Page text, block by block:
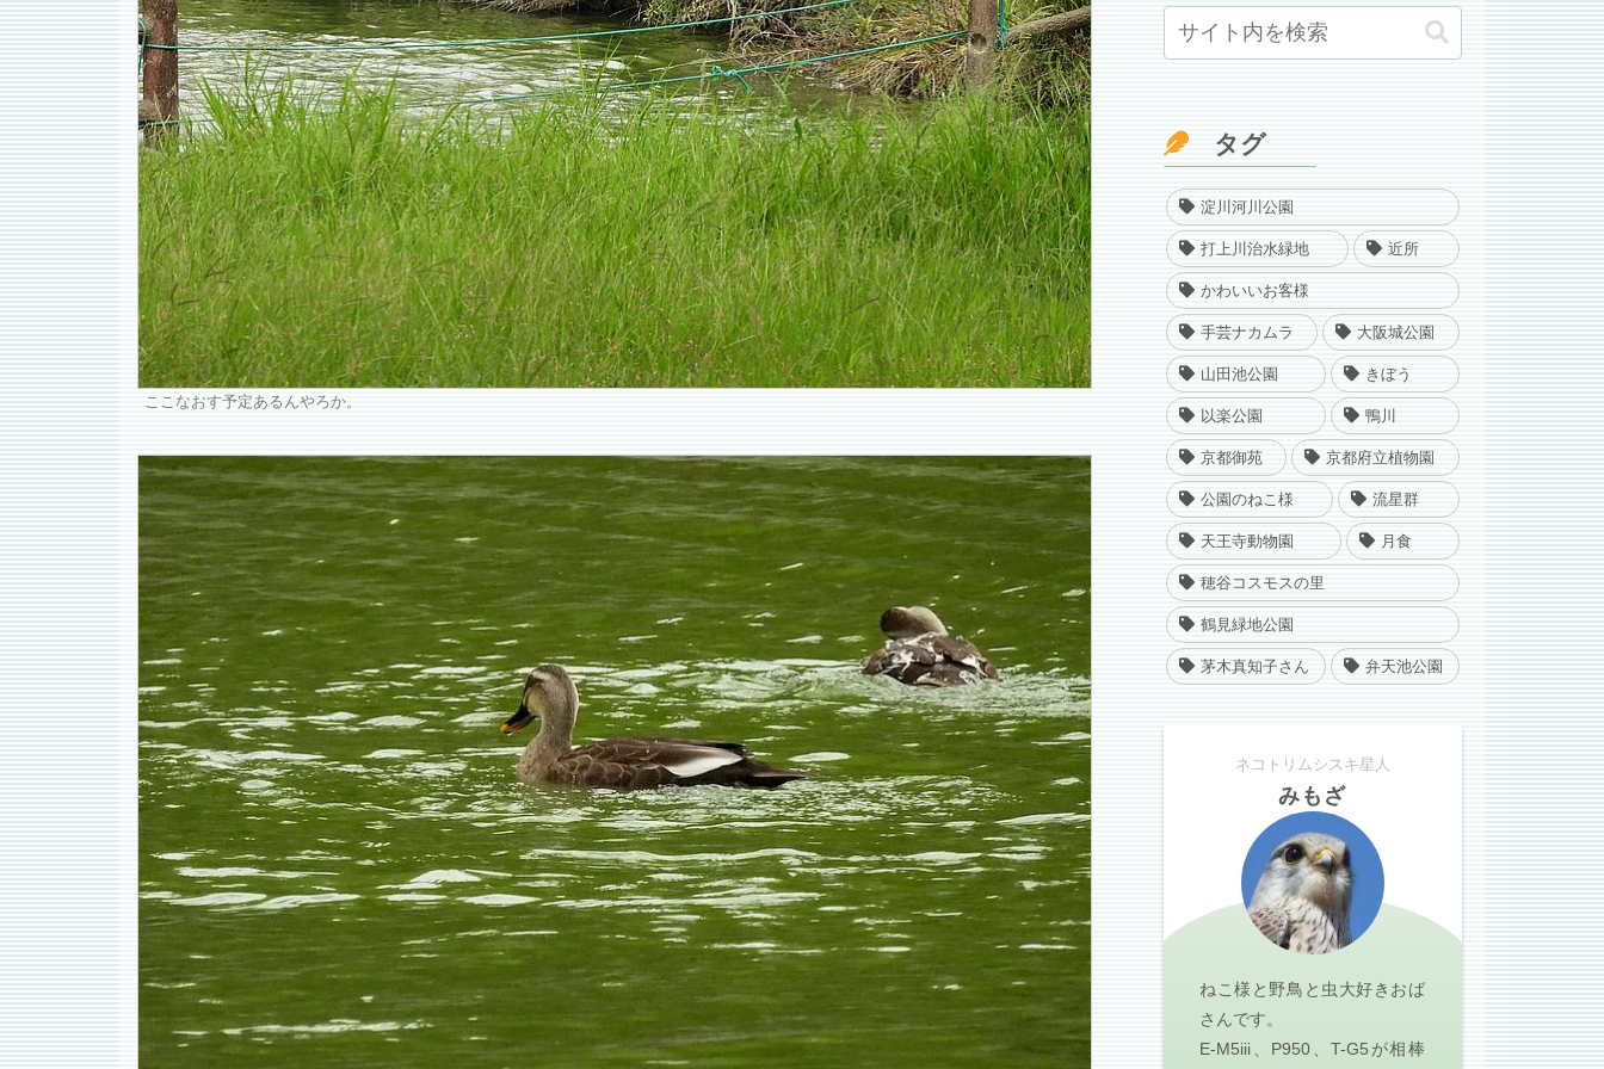
ここなおす予定あるんやろか。
タグ
淀川河川公園
打上川治水緑地 近所
かわいいお客様
手芸ナカムラ 大阪城公園
山田池公園 きぼう
以楽公園 鴨川
京都御苑 京都府立植物園
公園のねこ様 流星群
天王寺動物園 月食
穂谷コスモスの里
鶴見緑地公園
茅木真知子さん 弁天池公園
ネコトリムシスキ星人
みもざ
ねこ様と野鳥と虫大好きおば
さんです。
E-M5iii、P950、T-G5が相棒